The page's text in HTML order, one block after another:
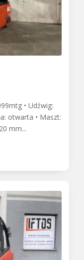
• Udźwig:
otwarta • Maszt:
mm...